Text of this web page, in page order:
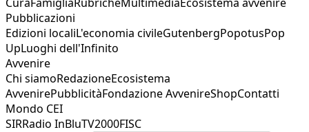
Pubblicazioni
Edizioni localiL'economia civileGutenbergPopotusPop
UpLuoghi dell'Infinito
Avvenire
Chi siamoRedazioneEcosistema
AvvenirePubblicitàFondazione AvvenireShopContatti
Mondo CEI
SIRRadio InBluTV2000FISC